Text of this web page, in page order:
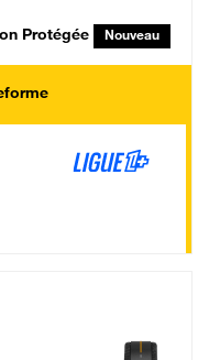
Protégée Nouveau